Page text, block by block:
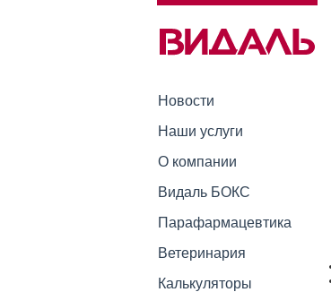
Новости
Наши услуги
О компании
Видаль БОКС
Парафармацевтика
Ветеринария
Калькуляторы